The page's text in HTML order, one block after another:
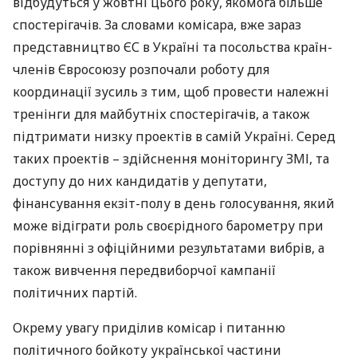
спостерігачів. За словами комісара, вже зараз
представництво ЄС в Україні та посольства країн-
членів Євросоюзу розпочали роботу для
координації зусиль з тим, щоб провести належні
тренінги для майбутніх спостерігачів, а також
підтримати низку проектів в самій Україні. Серед
таких проектів – здійснення моніторингу ЗМІ, та
доступу до них кандидатів у депутати,
фінансування екзіт-полу в день голосування, який
може відіграти роль своєрідного барометру при
порівнянні з офіційними результатами вибрів, а
також вивчення передвиборчої кампанії
політичних партій.
Окрему увагу приділив комісар і питанню
політичного бойкоту української частини